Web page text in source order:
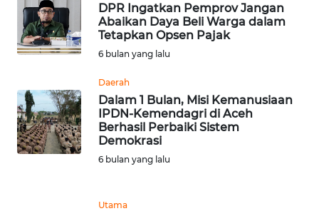
DPR Ingatkan Pemprov Jangan
Abaikan Daya Beli Warga dalam
Tetapkan Opsen Pajak
6 bulan yang lalu
Daerah
Dalam 1 Bulan, Misi Kemanusiaan
IPDN-Kemendagri di Aceh
Berhasil Perbaiki Sistem
Demokrasi
6 bulan yang lalu
Utama
WN
SUMBAR
WN
BENGKULU